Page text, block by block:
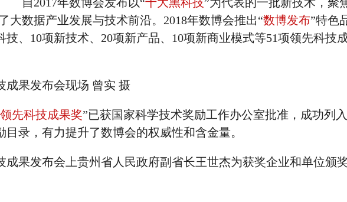
大数据产业发展与技术前沿。2018年数博会推出“数博发布”特色
技、10项新技术、20项新产品、10项新商业模式等51项领先科技
成果发布会现场 曾实 摄
领先科技成果奖”已获国家科学技术奖励工作办公室批准，成功列
目录，有力提升了数博会的权威性和含金量。
成果发布会上贵州省人民政府副省长王世杰为获奖企业和单位颁